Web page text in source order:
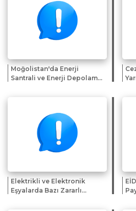
Moğolistan'da Enerji
Santrali ve Enerji Depolama
Elektrikli ve Elektronik
Eşyalarda Bazı Zararlı